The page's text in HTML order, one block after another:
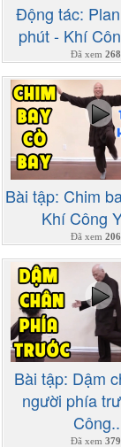
Động tác:
phút - Khí
Đã xem
Bài tập: Chim
Khí Công
Đã xem
Bài tập: Dậm
người phía
Đã xem